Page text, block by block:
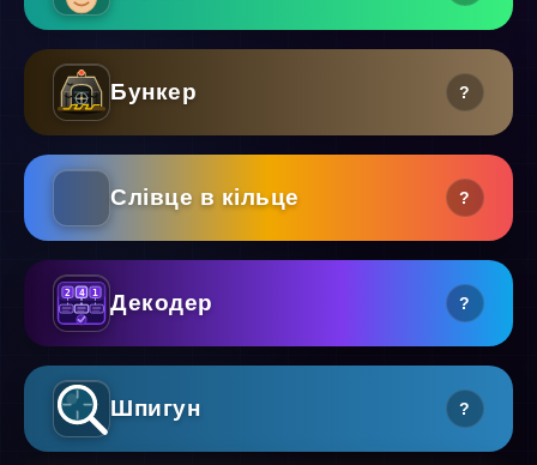
Бункер ?
Слівце в кільце ?
2 4 1 Декодер ?
Шпигун ?